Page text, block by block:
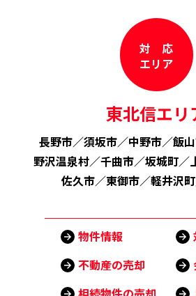
対 応
エリア
東北信エリ
長野市／須坂市／中野市／飯
野沢温泉村／千曲市／坂城町／
佐久市／東御市／軽井沢町
物件情報
不動産の売却